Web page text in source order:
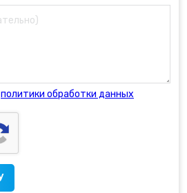
политики обработки данных